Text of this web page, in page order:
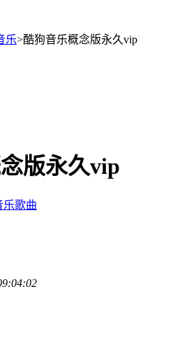
乐>酷狗音乐概念版永久vip
版永久vip
乐歌曲